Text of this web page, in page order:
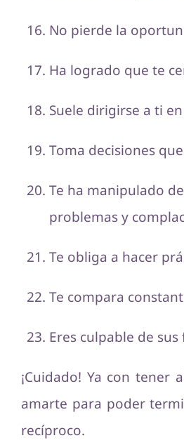
No pierde la
Ha logrado que te
Suele dirigirse a ti
Toma decisiones
Te ha manipulado
problemas y
Te obliga a hacer
Te compara
Eres culpable de
¡Cuidado! Ya con
amarte para poder
recíproco.